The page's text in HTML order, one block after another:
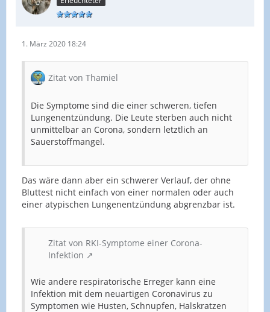
1. März 2020 18:24
Zitat von Thamiel
Die Symptome sind die einer schweren, tiefen
Lungenentzündung. Die Leute sterben auch nicht
unmittelbar an Corona, sondern letztlich an
Sauerstoffmangel.
Das wäre dann aber ein schwerer Verlauf, der ohne
Bluttest nicht einfach von einer normalen oder auch
einer atypischen Lungenentzündung abgrenzbar ist.
Zitat von RKI-Symptome einer Corona-
Infektion
Wie andere respiratorische Erreger kann eine
Infektion mit dem neuartigen Coronavirus zu
Symptomen wie Husten, Schnupfen, Halskratzen